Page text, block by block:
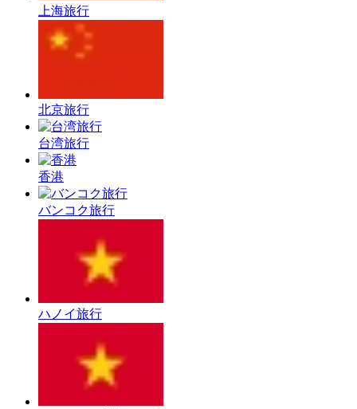
上海旅行
北京旅行
台湾旅行
香港
バンコク旅行
ハノイ旅行